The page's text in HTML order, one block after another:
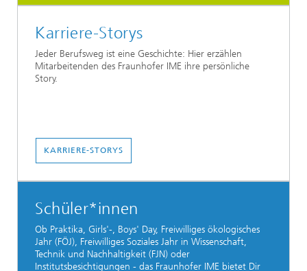
Karriere-Storys
Jeder Berufsweg ist eine Geschichte: Hier erzählen
Mitarbeitenden des Fraunhofer IME ihre persönliche
Story.
KARRIERE-STORYS
Schüler*innen
Ob Praktika, Girls'-, Boys' Day, Freiwilliges ökologisches
Jahr (FÖJ), Freiwilliges Soziales Jahr in Wissenschaft,
Technik und Nachhaltigkeit (FJN) oder
Institutsbesichtigungen - das Fraunhofer IME bietet Dir